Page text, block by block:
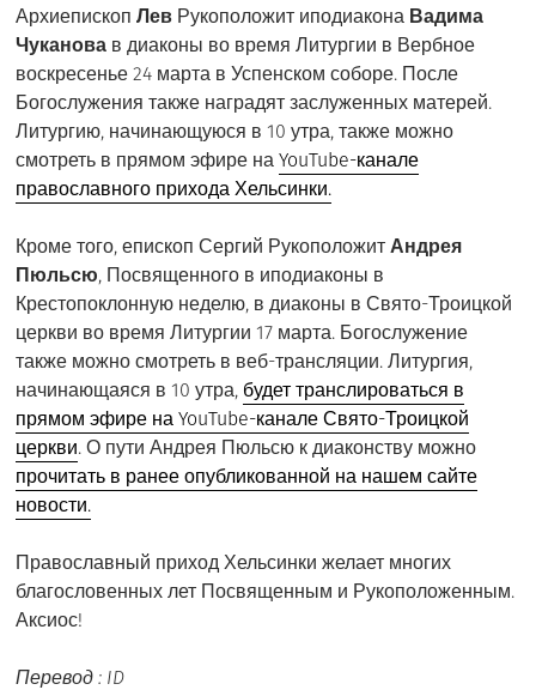
АрхиепископЛев Рукоположит иподиакона Вадима
Чуканова в диаконы во время Литургии в Вербное
воскресенье 24 марта в Успенском соборе. После
Богослужения также наградят заслуженных матерей.
Литургию, начинающуюся в 10 утра, также можно
смотреть в прямом эфире наYouTube-канале
православного прихода Хельсинки.
Кроме того, епископ Сергий РукоположитАндрея
Пюльсю, Посвященного в иподиаконы в
Крестопоклонную неделю, в диаконы в Свято-Троицкой
церкви во время Литургии 17 марта. Богослужение
также можно смотреть в веб-трансляции. Литургия,
начинающаяся в 10 утра, будет транслироваться в
прямом эфире на YouTube-канале Свято-Троицкой
церкви. О пути Андрея Пюльсю к диаконству можно
прочитать в ранее опубликованной на нашем сайте
новости.
Православный приход Хельсинки желает многих
благословенных лет Посвященным и Рукоположенным.
Аксиос!
Перевод : ID